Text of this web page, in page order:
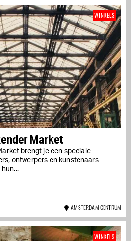
Market
brengt je een speciale
ontwerpers en kunstenaars
WINKELS
AMSTERDAM CENTRUM
WINKELS